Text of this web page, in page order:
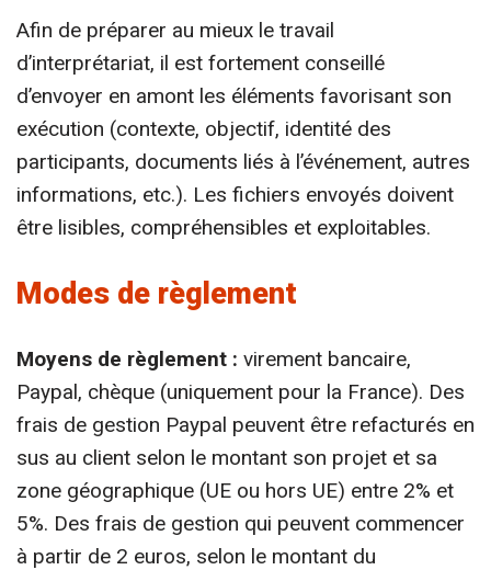
Afin de préparer au mieux le travail
d’interprétariat, il est fortement conseillé
d’envoyer en amont les éléments favorisant son
exécution (contexte, objectif, identité des
participants, documents liés à l’événement, autres
informations, etc.). Les fichiers envoyés doivent
être lisibles, compréhensibles et exploitables.
Modes de règlement
Moyens de règlement : virement bancaire,
Paypal, chèque (uniquement pour la France). Des
frais de gestion Paypal peuvent être refacturés en
sus au client selon le montant son projet et sa
zone géographique (UE ou hors UE) entre 2% et
5%. Des frais de gestion qui peuvent commencer
à partir de 2 euros, selon le montant du